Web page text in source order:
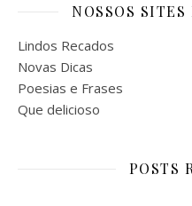
NOSSOS
Lindos Recados
Novas Dicas
Poesias e Frases
Que delicioso
POSTS